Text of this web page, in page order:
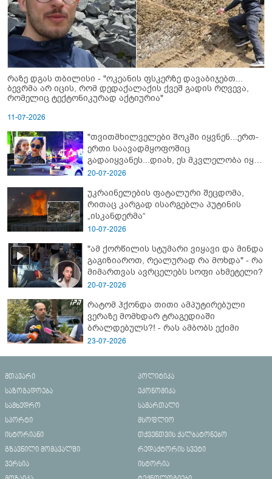
რაზე დგას თბილისი - "ოკეანის ფსკერზე დავაბიჯებთ...
ბევრმა არ იცის, რომ დედაქალაქის ქვეშ გადის რღვევა,
რომელიც ტექტონიკურად აქტიურია"
11-07-2026
"თვითმხილველები შოკში იყვნენ...ერთ-
ერთი საავადმყოფოშიც
გადაიყვანეს...დიახ, ეს მკვლელობა იყო"
- გორში დატრიალებული ტრაგედიის
20-07-2026
უკრაინელების ფატალური შეცდომა,
რითაც კარგად ისარგებლა პუტინის
„ისკანდერმა“
10-07-2026
"ამ ქორწილის სტუმარი ვიყავი და მინდა
გაგიზიაროთ, რეალურად რა მოხდა" - რა
მიმართვას ავრცელებს სოფი ახმეტელი?
20-07-2026
რატომ ჰქონდა თითი ამპუტირებული
ვერაზე მომხდარ ტრაგედიაში
ბრალდებულს?! - რას ამბობს ექიმი
23-07-2026
მთავარი
პოლიტიკა
საზოგადოება
ეკონომიკა
სამხედრო
სამართალი
სპორტი
მსოფლიო
ისტორიანი
თქვენთვის ქალბატონებო
გზავნილი მომავალში
რედაქტორის სვეტი
ვერსია
ისტორია